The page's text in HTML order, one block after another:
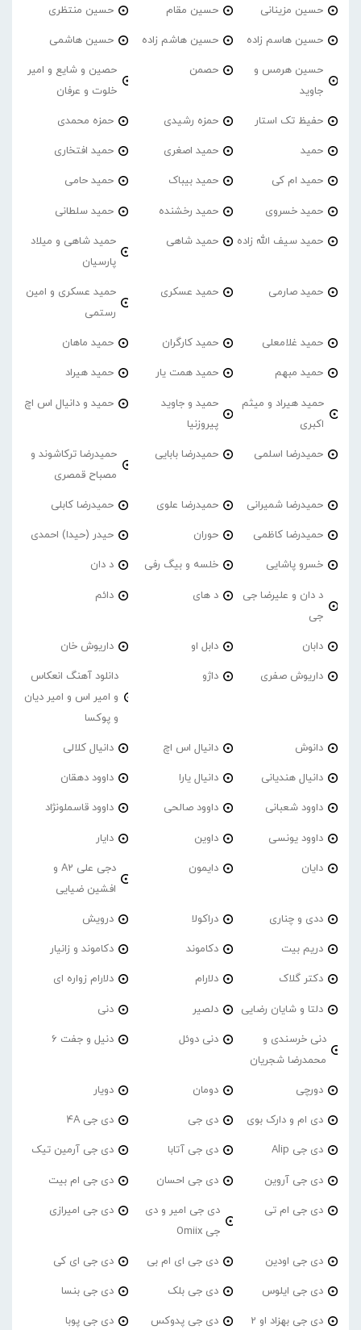
حسین مزینانی حسین مقام حسین منتظری
حسین هاسم زاده حسین هاشم زاده حسین هاشمی
حسین هرمس و
جاوید
حصمن
حصین و شایع و امیر
خلوت و عرفان
حفیظ تک استار حمزه رشیدی حمزه محمدی
حمید حمید اصغری حمید افتخاری
حمید ام کی حمید بیباک حمید حامی
حمید خسروی حمید رخشنده حمید سلطانی
حمید سیف الله زاده حمید شاهی
حمید شاهی و میلاد
پارسیان
حمید صارمی حمید عسکری
حمید عسکری و امین
رستمی
حمید غلامعلی حمید کارگران حمید ماهان
حمید مبهم حمید همت یار حمید هیراد
حمید هیراد و میثم
اکبری
حمید و جاوید
پیروزنیا
حمید و دانیال اس اچ
حمیدرضا اسلمی حمیدرضا بابایی
حمیدرضا ترکاشوند و
مصباح قمصری
حمیدرضا شمیرانی حمیدرضا علوی حمیدرضا کابلی
حمیدرضا کاظمی حوران حیدر (حیدا) احمدی
خسرو پاشایی خلسه و بیگ رفی د دان
د دان و علیرضا جی
جی
د های دائم
دابان دابل او داریوش خان
داریوش صفری داژو
دانلود آهنگ انعکاس
و امیر اس و امیر دیان
و پوکسا
دانوش دانیال اس اچ دانیال کلالی
دانیال هندیانی دانیال یارا داوود دهقان
داوود شعبانی داوود صالحی داوود قاسملونژاد
داوود یونسی داوین دایار
دایان دایمون
دجی علی A2 و
افشین ضیایی
ددی و چناری دراکولا درویش
دریم بیت دکاموند دکاموند و زانیار
دکتر گلاک دلارام دلارام زواره ای
دلتا و شایان رضایی دلصیر دنی
دنی خرسندی و
محمدرضا شجریان
دنی دوئل دنیل و جفت 6
دورچی دومان دویار
دی ام و دارک بوی دی جی دی جی 4A
دی جی Alip دی جی آتابا دی جی آرمین تیک
دی جی آروین دی جی احسان دی جی ام بیت
دی جی ام تی
دی جی امیر و دی
جی Omiix
دی جی امیرازی
دی جی اودین دی جی ای ام بی دی جی ای کی
دی جی ایلوس دی جی بلک دی جی بنسا
دی جی بهزاد او 2 دی جی پدوکس دی جی پوبا